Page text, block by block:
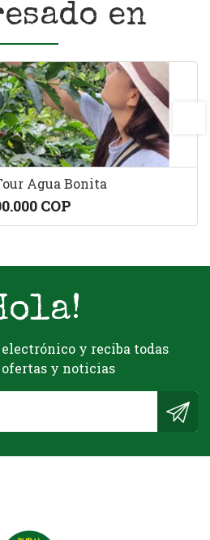
en
Agua Bonita
COP
y reciba todas
y noticias